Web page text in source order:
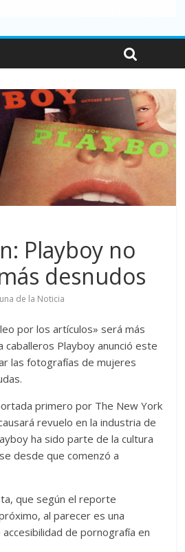
Playboy no
desnudos
de la Noticia
por los artículos» será más
caballeros Playboy anunció este
las fotografías de mujeres
primero por The New York
revuelo en la industria de
ha sido parte de la cultura
desde que comenzó a
que según el reporte
al parecer es una
de pornografía en